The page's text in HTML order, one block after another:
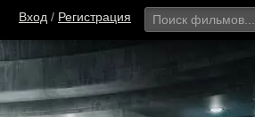
Вход / Регистрация